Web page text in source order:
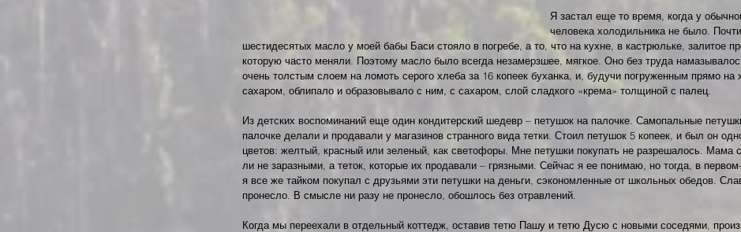
Я застал еще то время, когда у
человека холодильника не было.
шестидесятых масло у моей бабы Баси стояло в погребе, а то, что на кухне, в кастрюльке, залитое
которую часто меняли. Поэтому масло было всегда незамерзшее, мягкое. Оно без труда
очень толстым слоем на ломоть серого хлеба за 16 копеек буханка, и, будучи погруженным прямо на
сахаром, облипало и образовывало с ним, с сахаром, слой сладкого «крема» толщиной с палец.
Из детских воспоминаний еще один кондитерский шедевр – петушок на палочке. Самопальные
палочке делали и продавали у магазинов странного вида тетки. Стоил петушок 5 копеек, и был он
цветов: желтый, красный или зеленый, как светофоры. Мне петушки покупать не разрешалось. Мама
ли не заразными, а теток, которые их продавали – грязными. Сейчас я ее понимаю, но тогда, в
я все же тайком покупал с друзьями эти петушки на деньги, сэкономленные от школьных обедов.
пронесло. В смысле ни разу не пронесло, обошлось без отравлений.
Когда мы переехали в отдельный коттедж, оставив тетю Пашу и тетю Дусю с новыми соседями,